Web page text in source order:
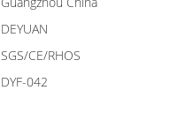
DEYUAN
SGS/CE/RHOS
DYF-042